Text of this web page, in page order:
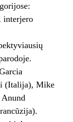
interjero
(Italija), Mike